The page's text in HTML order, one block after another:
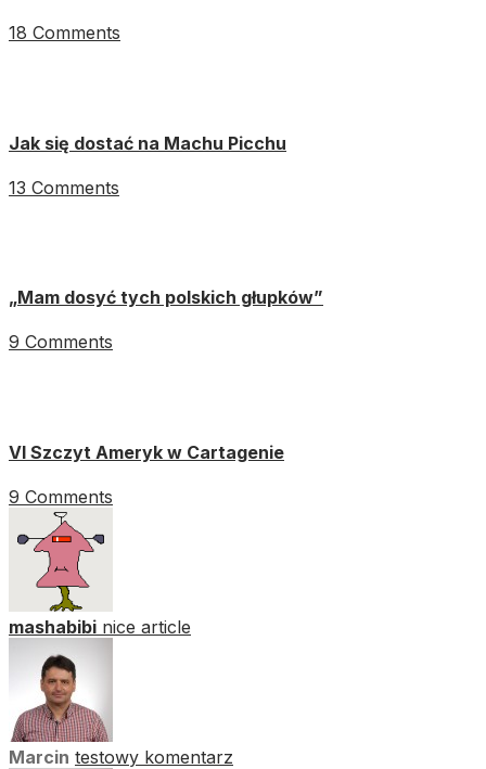
18 Comments
Jak się dostać na Machu Picchu
13 Comments
„Mam dosyć tych polskich głupków”
9 Comments
VI Szczyt Ameryk w Cartagenie
9 Comments
mashabibi nice article
Marcin testowy komentarz